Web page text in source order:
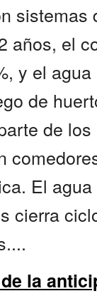
sistemas
años, el
y el
de
de
El
cierra
la